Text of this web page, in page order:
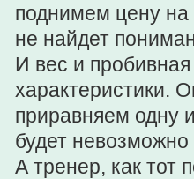
поднимем цену
не найдет
И вес и
характеристики.
приравняем одну
будет
А тренер, как тот